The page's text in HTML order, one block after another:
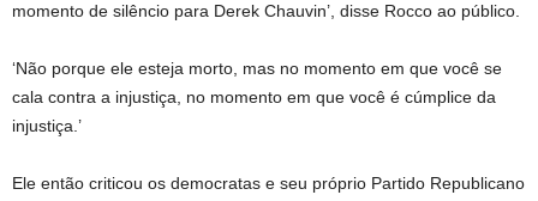
momento de silêncio para Derek Chauvin’, disse Rocco ao público.
‘Não porque ele esteja morto, mas no momento em que você se
cala contra a injustiça, no momento em que você é cúmplice da
injustiça.’
Ele então criticou os democratas e seu próprio Partido Republicano